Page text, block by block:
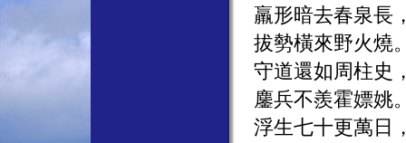
羸形暗去春泉長
拔勢橫來野火燒
守道還如周柱史
鏖兵不羨霍嫖姚
浮生七十更萬日